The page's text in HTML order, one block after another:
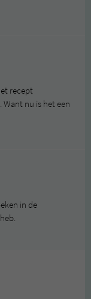
recept
nu is het een
in de